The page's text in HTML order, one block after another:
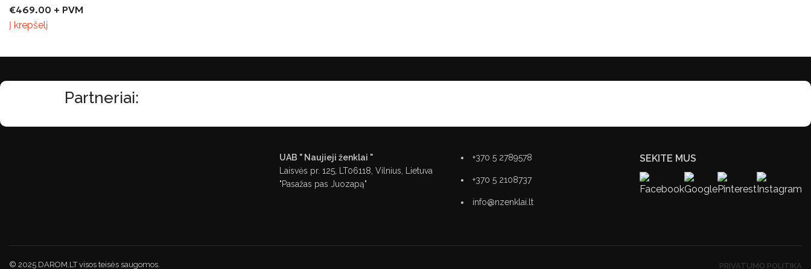
€469.00 + PVM
Į krepšelį
Partneriai:
UAB " Naujieji ženklai "
Laisvės pr. 125, LT06118, Vilnius, Lietuva
"Pasažas pas Juozapą"
+370 5 2789578
+370 5 2108737
info@nzenklai.lt
SEKITE MUS
© 2025 DAROM.LT visos teisės saugomos. PRIVATUMO POLITIKA